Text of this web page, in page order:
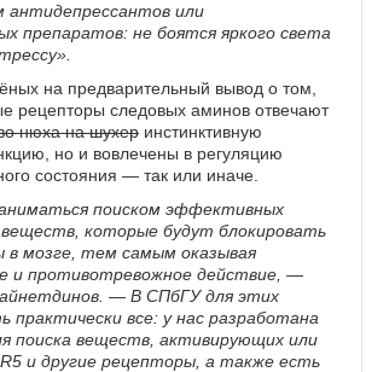
антидепрессантов или
препаратов: не боятся яркого света
на предварительный вывод о том,
рецепторы следовых аминов отвечают
нюха на шухер инстинктивную
но и вовлечены в регуляцию
состояния — так или иначе.
поиском эффективных
которые будут блокировать
в мозге, тем самым оказывая
и противотревожное действие, —
— В СПбГУ для этих
практически все: у нас разработана
поиска веществ, активирующих или
и другие рецепторы, а также есть